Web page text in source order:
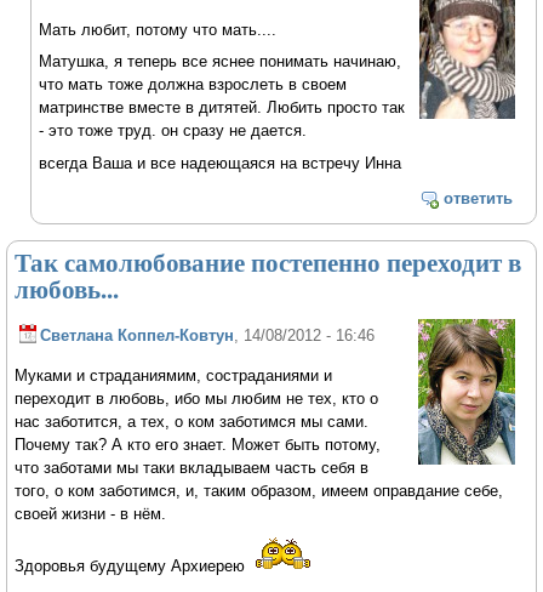
Мать любит, потому что мать....
Матушка, я теперь все яснее понимать начинаю,
что мать тоже должна взрослеть в своем
матринстве вместе в дитятей. Любить просто так
- это тоже труд. он сразу не дается.
всегда Ваша и все надеющаяся на встречу Инна
ответить
Так самолюбование постепенно переходит в
любовь...
Светлана Коппел-Ковтун, 14/08/2012 - 16:46
Муками и страданиямим, состраданиями и
переходит в любовь, ибо мы любим не тех, кто о
нас заботится, а тех, о ком заботимся мы сами.
Почему так? А кто его знает. Может быть потому,
что заботами мы таки вкладываем часть себя в
того, о ком заботимся, и, таким образом, имеем оправдание себе,
своей жизни - в нём.
Здоровья будущему Архиерею